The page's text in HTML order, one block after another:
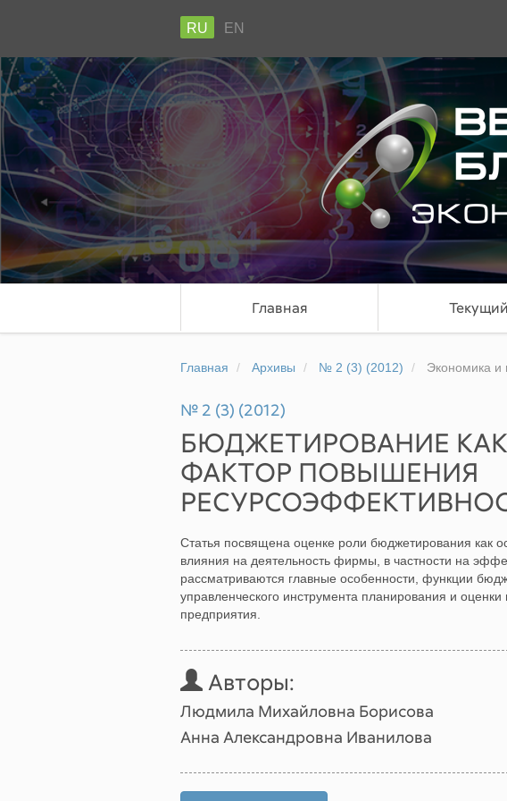
RU EN
Главная
Главная Архивы № 2 (3) (2012) Экономика
№ 2 (3) (2012)
БЮДЖЕТИРОВАНИЕ
ФАКТОР ПОВЫШЕНИЯ
Статья посвящена оценке роли бюджетирования как
влияния на деятельность фирмы, в частности на
рассматриваются главные особенности, функции
управленческого инструмента планирования и
предприятия.
Авторы:
Людмила Михайловна Борисова
Анна Александровна Иванилова